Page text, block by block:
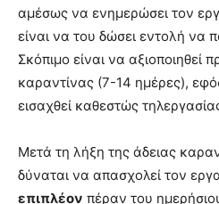
αμέσως να ενημερώσει τον
είναι να του δώσει εντολή να
Σκόπιμο είναι να αξιοποιηθεί
καραντίνας (7-14 ημέρες),
εισαχθεί καθεστώς
Μετά τη λήξη της άδειας
δύναται να απασχολεί τον
επιπλέον πέραν του